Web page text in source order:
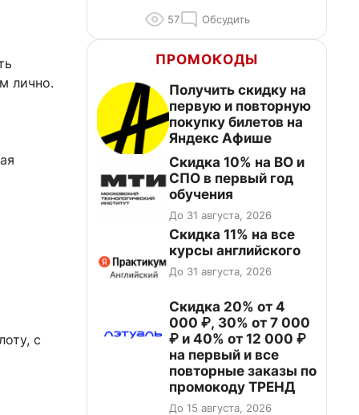
лично.
с
57 Обсудить
ПРОМОКОДЫ
Получить скидку на
первую и повторную
покупку билетов на
Яндекс Афише
Скидка 10% на ВО и
СПО в первый год
обучения
До 31 августа, 2026
Скидка 11% на все
курсы английского
До 31 августа, 2026
Скидка 20% от 4
000 ₽, 30% от 7 000
₽ и 40% от 12 000 ₽
на первый и все
повторные заказы по
промокоду ТРЕНД
До 15 августа, 2026